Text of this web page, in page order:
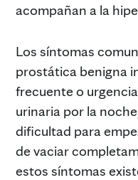
acompañan a la
Los síntomas
prostática benigna
frecuente o
urinaria por la
dificultad para
de vaciar
estos síntomas